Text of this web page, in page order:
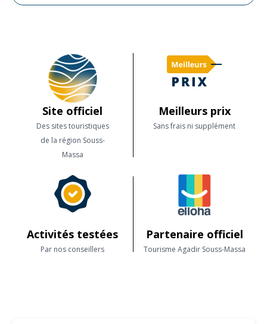
Site officiel
Des sites touristiques
de la région Souss-
Massa
Meilleurs prix
Sans frais ni supplément
Activités testées
Par nos conseillers
Partenaire officiel
Tourisme Agadir Souss-Massa